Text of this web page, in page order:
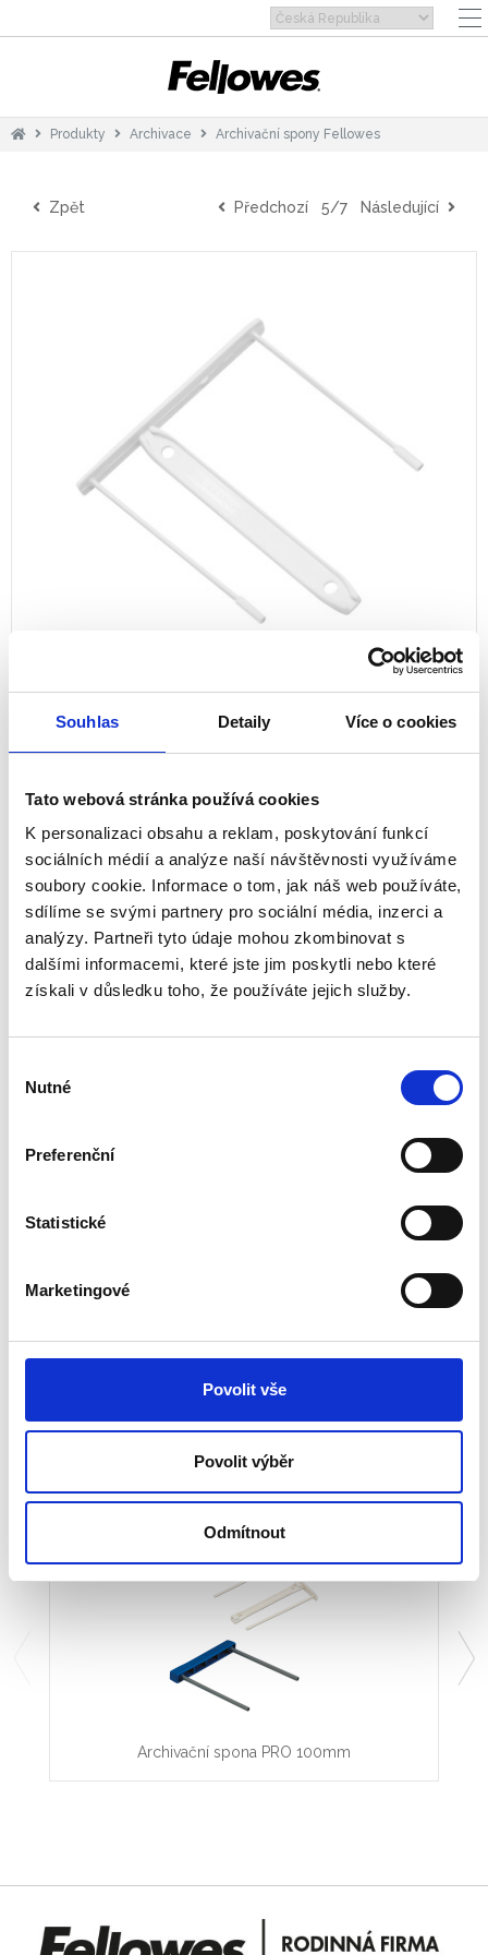
Souhlas Detaily Více o cookies
Tato webová stránka používá cookies
K personalizaci obsahu a reklam, poskytování funkcí
sociálních médií a analýze naší návštěvnosti využíváme
soubory cookie. Informace o tom, jak náš web používáte,
sdílíme se svými partnery pro sociální média, inzerci a
analýzy. Partneři tyto údaje mohou zkombinovat s
dalšími informacemi, které jste jim poskytli nebo které
získali v důsledku toho, že používáte jejich služby.
souhlasu
Nutné
Preferenční
Statistické
Marketingové
Povolit vše
Povolit výběr
Odmítnout
Produkty Archivace Archivační spony Fellowes
Zpět Předchozí 5/7 Následující
Archive Clip - balení 100 ks
Archivační spona 100 ks.
100
Dvoudílná, plastová spona k archivování dokumentů
Ekologický výrobek, vyrobený z recyklovaného
archivních boxech
Tisk PDF
Související produkty:
Archivační spona PRO 100mm